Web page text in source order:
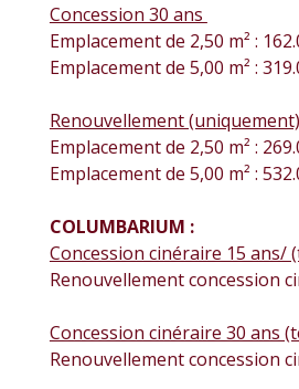
Concession 30 ans
Emplacement de 2,50 m² :
Emplacement de 5,00 m² :
Renouvellement
Emplacement de 2,50 m² :
Emplacement de 5,00 m² :
COLUMBARIUM :
Concession cinéraire 15 ans/
Renouvellement concession
Concession cinéraire 30 ans
Renouvellement concession